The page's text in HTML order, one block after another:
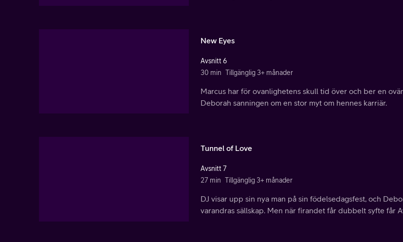
New Eyes
Avsnitt 6
30 min Tillgänglig 3+ månader
Marcus har för ovanlighetens skull tid över och ber en
Deborah sanningen om en stor myt om hennes karriär.
Tunnel of Love
Avsnitt 7
27 min Tillgänglig 3+ månader
DJ visar upp sin nya man på sin födelsedagsfest, och
varandras sällskap. Men när firandet får dubbelt syfte får